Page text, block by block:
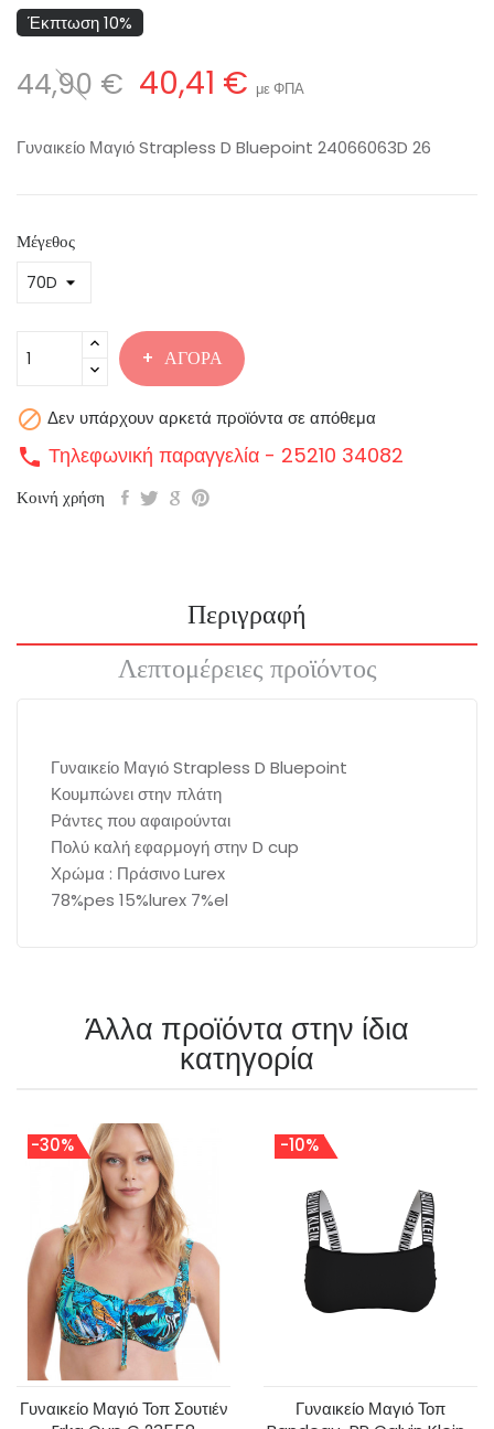
Έκπτωση 10%
44,90 € 40,41 € με ΦΠΑ
Γυναικείο Μαγιό Strapless D Bluepoint 24066063D 26
Μέγεθος
ΑΓΟΡΆ
 Δεν υπάρχουν αρκετά προϊόντα σε απόθεμα
call Τηλεφωνική παραγγελία - 25210 34082
Κοινή χρήση
Περιγραφή
Λεπτομέρειες προϊόντος
Γυναικείο Μαγιό Strapless D Bluepoint
Κουμπώνει στην πλάτη
Ράντες που αφαιρούνται
Πολύ καλή εφαρμογή στην D cup
Χρώμα : Πράσινο Lurex
78%pes 15%lurex 7%el
Άλλα προϊόντα στην ίδια
κατηγορία
-30%
Γυναικείο Μαγιό Τοπ Σουτιέν
-10%
Γυναικείο Μαγιό Τοπ